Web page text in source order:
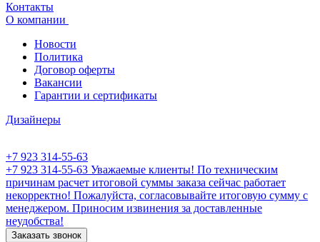
Контакты
О компании
Новости
Политика
Договор оферты
Вакансии
Гарантии и сертификаты
Дизайнеры
+7 923 314-55-63
+7 923 314-55-63 Уважаемые клиенты! По техническим
причинам расчет итоговой суммы заказа сейчас работает
некорректно! Пожалуйста, согласовывайте итоговую сумму с
менеджером. Приносим извинения за доставленные
неудобства!
Заказать звонок